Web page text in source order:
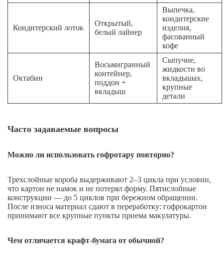
Кондитерский лоток
Открытый,
белый лайнер
Выпечка,
кондитерские
изделия,
фасованный
кофе
Октабин
Восьмигранный
контейнер,
поддон +
вкладыш
Сыпучие,
жидкости во
вкладышах,
крупные
детали
Часто задаваемые вопросы
Можно ли использовать гофротару повторно?
Трехслойные короба выдерживают 2–3 цикла при условии,
что картон не намок и не потерял форму. Пятислойные
конструкции — до 5 циклов при бережном обращении.
После износа материал сдают в переработку: гофрокартон
принимают все крупные пункты приема макулатуры.
Чем отличается крафт-бумага от обычной?